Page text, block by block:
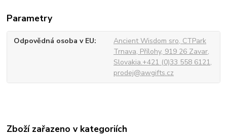
Parametry
Odpovědná osoba v EU
Ancient Wisdom sro, CTPark
Trnava, Přílohy, 919 26 Zavar,
Slovakia.+421 (0)33 558 6121,
prodej@awgifts.cz
Zboží zařazeno v kategoriích